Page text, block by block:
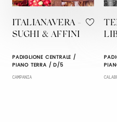
ITALIANAVERA -
SUGHI & AFFINI
PADIGLIONE CENTRALE /
PIANO TERRA / D/5
CAMPANIA